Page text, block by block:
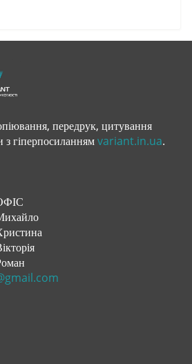
передрук, цитування
з гіперпосиланнямvariant.in.ua.